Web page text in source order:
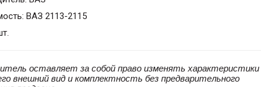
ВАЗ 2113-2115
оставляет за собой право изменять характеристики
внешний вид и комплектность без предварительного